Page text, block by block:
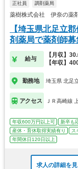
正社員 調剤薬局
薬樹株式会社 伊奈の薬
【埼玉県北足立
剤薬局で薬剤師募
給与
【月収】
【年収】
勤務地 埼玉県 北足
アクセス ＪＲ高崎線
年収600万円以上可 新卒も
産休・育休取得実績有り
ス
年間休日120日以上
求人の詳細を